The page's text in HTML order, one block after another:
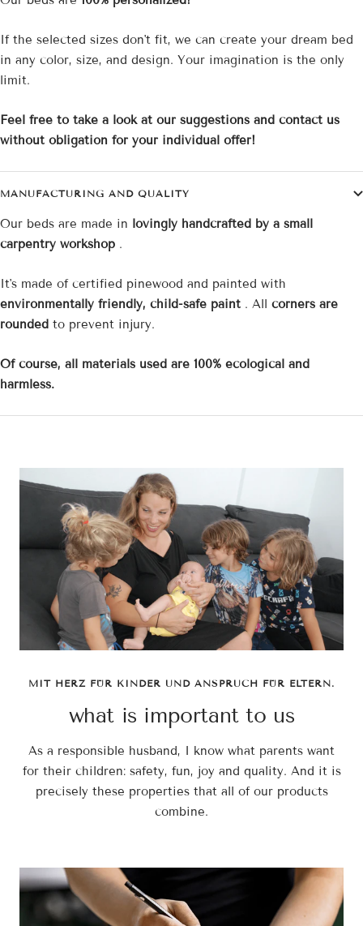
If the selected sizes don't fit, we can create your dream bed
in any color, size, and design. Your imagination is the only
limit.
Feel free to take a look at our suggestions and contact us
without obligation for your individual offer!
MANUFACTURING AND QUALITY
Our beds are made in lovingly handcrafted by a small
carpentry workshop .
It's made of certified pinewood and painted with
environmentally friendly, child-safe paint . All corners are
rounded to prevent injury.
Of course, all materials used are 100% ecological and
harmless.
MIT HERZ FÜR KINDER UND ANSPRUCH FÜR ELTERN.
what is important to us
As a responsible husband, I know what parents want
for their children: safety, fun, joy and quality. And it is
precisely these properties that all of our products
combine.